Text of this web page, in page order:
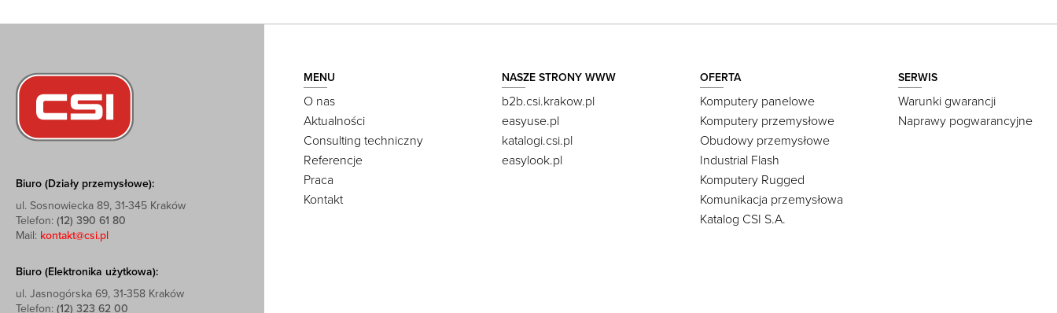
Biuro (Działy przemysłowe):
ul. Sosnowiecka 89, 31-345 Kraków
Telefon: (12) 390 61 80
Mail: kontakt@csi.pl
Biuro (Elektronika użytkowa):
ul. Jasnogórska 69, 31-358 Kraków
Telefon: (12) 323 62 00
MENU
O nas
Aktualności
Consulting techniczny
Referencje
Praca
Kontakt
NASZE STRONY WWW
b2b.csi.krakow.pl
easyuse.pl
katalogi.csi.pl
easylook.pl
OFERTA
Komputery panelowe
Komputery przemysłowe
Obudowy przemysłowe
Industrial Flash
Komputery Rugged
Komunikacja przemysłowa
Katalog CSI S.A.
SERWIS
Warunki gwarancji
Naprawy pogwarancyjne